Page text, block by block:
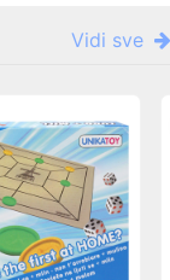
Vidi sve